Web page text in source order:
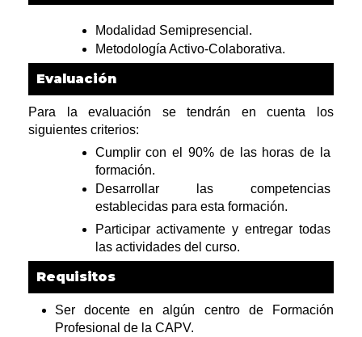
Modalidad Semipresencial.
Metodología Activo-Colaborativa.
Evaluación
Para la evaluación se tendrán en cuenta los
siguientes criterios:
Cumplir con el 90% de las horas de la
formación.
Desarrollar las competencias
establecidas para esta formación.
Participar activamente y entregar todas
las actividades del curso.
Requisitos
Ser docente en algún centro de Formación
Profesional de la CAPV.